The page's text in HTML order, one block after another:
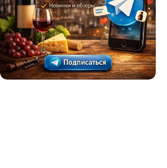
Македония 0
Марокко 0
Молдавия 0